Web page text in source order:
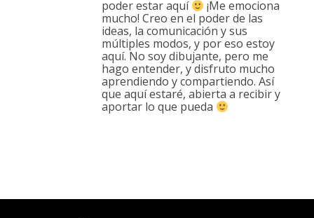
poder estar aquí
¡Me emociona
mucho! Creo en el poder de las
ideas, la comunicación y sus
múltiples modos, y por eso estoy
aquí. No soy dibujante, pero me
hago entender, y disfruto mucho
aprendiendo y compartiendo. Así
que aquí estaré, abierta a recibir y
aportar lo que pueda